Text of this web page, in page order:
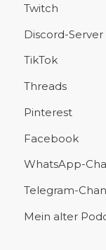
Twitch
Discord-Server
TikTok
Threads
Pinterest
Facebook
WhatsApp-
Telegram-
Mein alter